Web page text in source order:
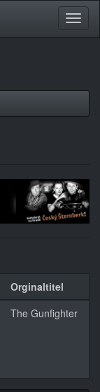
Orginaltitel
The Gunfighter